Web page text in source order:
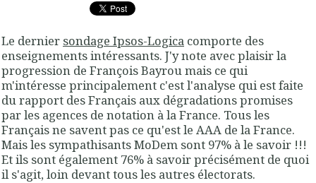
Le dernier sondage Ipsos-Logica comporte des
enseignements intéressants. J'y note avec plaisir la
progression de François Bayrou mais ce qui
m'intéresse principalement c'est l'analyse qui est faite
du rapport des Français aux dégradations promises
par les agences de notation à la France. Tous les
Français ne savent pas ce qu'est le AAA de la France.
Mais les sympathisants MoDem sont 97% à le savoir !!!
Et ils sont également 76% à savoir précisément de quoi
il s'agit, loin devant tous les autres électorats.